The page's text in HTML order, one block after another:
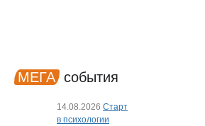
МЕГА события
14.08.2026 Старт
в психологии